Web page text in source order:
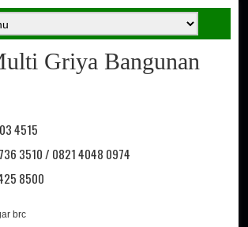
Griya Bangunan
4515
3510 / 0821 4048 0974
8500
brc